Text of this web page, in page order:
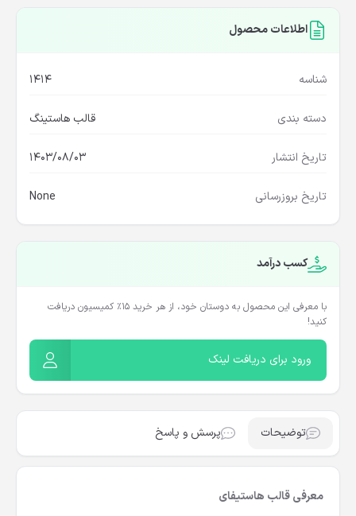
اطلاعات محصول
شناسه 1414
دسته بندی قالب هاستینگ
تاریخ انتشار 1403/08/03
تاریخ بروزرسانی None
کسب درآمد
با معرفی این محصول به دوستان خود، از هر خرید ۱۵٪ کمیسیون دریافت
کنید!
ورود برای دریافت لینک
توضیحات پرسش و پاسخ
معرفی قالب هاستیفای